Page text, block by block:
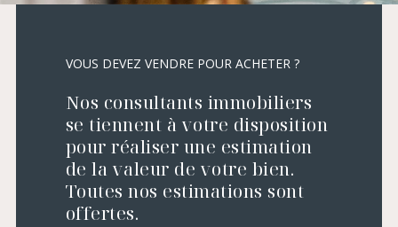
VOUS DEVEZ VENDRE POUR ACHETER ?
Nos consultants immobiliers
se tiennent à votre disposition
pour réaliser une estimation
de la valeur de votre bien.
Toutes nos estimations sont
offertes.